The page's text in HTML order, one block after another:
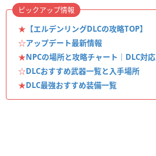
★ 【エルデンリングDLCの攻略TOP】
☆アップデート最新情報
★NPCの場所と攻略チャート｜DLC対応
☆DLCおすすめ武器一覧と入手場所
★DLC最強おすすめ装備一覧
ピックアップ情報